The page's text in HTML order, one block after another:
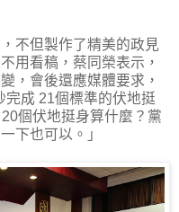
不但製作了精美的政見
用看稿，蔡同榮表示，
，會後還應媒體要求，
成 21個標準的伏地挺
個伏地挺身算什麼？黨
下也可以。」